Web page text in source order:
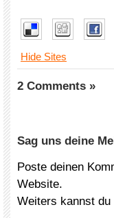
Hide Sites
2 Comments »
Sag uns deine
Poste deinen
Website.
Weiters kannst du